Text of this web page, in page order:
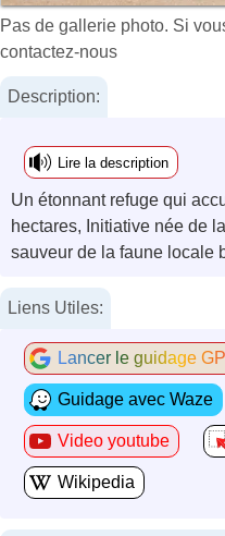
Pas de gallerie photo. Si
contactez-nous
Description:
Lire la description
Un étonnant refuge qui
hectares, Initiative née de
sauveur de la faune locale
Liens Utiles:
Lancer le guidage
Guidage avec Waze
Video youtube
Wikipedia